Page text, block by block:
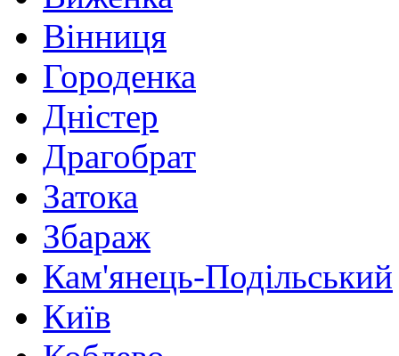
Вінниця
Городенка
Дністер
Драгобрат
Затока
Збараж
Кам'янець-Подільський
Київ